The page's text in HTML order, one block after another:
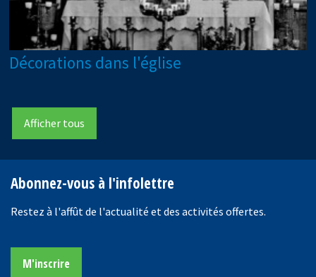
Décorations dans l'église
Afficher tous
Abonnez-vous à l'infolettre
Restez à l'affût de l'actualité et des activités offertes.
M'inscrire